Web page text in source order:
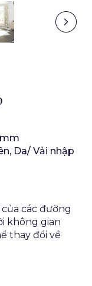
Da/ Vải nhập
các đường
không gian
thay đổi về